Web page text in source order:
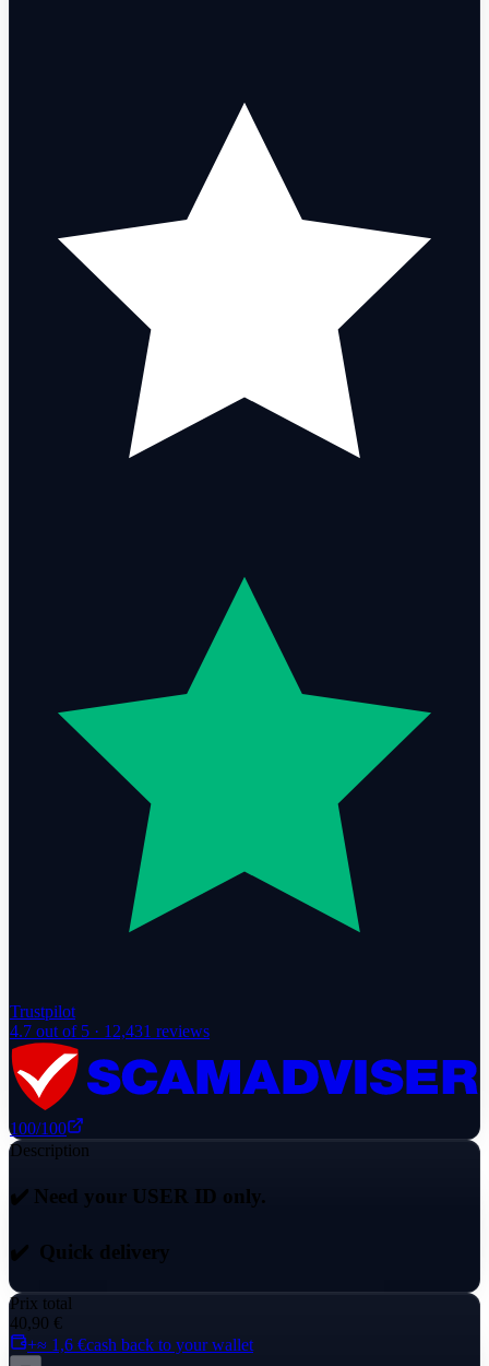
Trustpilot
4.7 out of 5 · 12,431 reviews
100/100
Description
✔️ Need your USER ID only.
✔️ Quick delivery
Prix total
40,90 €
+≈ 1,6 €cash back to your wallet